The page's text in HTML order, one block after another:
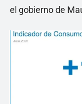
el gobierno de